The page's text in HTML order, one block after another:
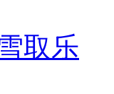
取乐